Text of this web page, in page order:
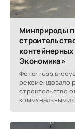
Минприроды
Экономика»
Фото:
рекомендовало
строительство
коммунальными